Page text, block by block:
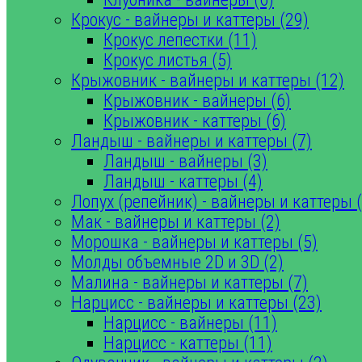
Крокус - вайнеры и каттеры (29)
Крокус лепестки (11)
Крокус листья (5)
Крыжовник - вайнеры и каттеры (12)
Крыжовник - вайнеры (6)
Крыжовник - каттеры (6)
Ландыш - вайнеры и каттеры (7)
Ландыш - вайнеры (3)
Ландыш - каттеры (4)
Лопух (репейник) - вайнеры и каттеры
Мак - вайнеры и каттеры (2)
Морошка - вайнеры и каттеры (5)
Молды объемные 2D и 3D (2)
Малина - вайнеры и каттеры (7)
Нарцисс - вайнеры и каттеры (23)
Нарцисс - вайнеры (11)
Нарцисс - каттеры (11)